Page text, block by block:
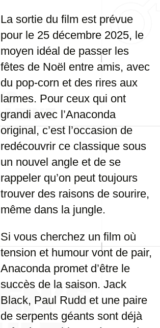
La sortie du film est prévue
pour le 25 décembre 2025, le
moyen idéal de passer les
fêtes de Noël entre amis, avec
du pop-corn et des rires aux
larmes. Pour ceux qui ont
grandi avec l’Anaconda
original, c’est l’occasion de
redécouvrir ce classique sous
un nouvel angle et de se
rappeler qu’on peut toujours
trouver des raisons de sourire,
même dans la jungle.
Si vous cherchez un film où
tension et humour vont de pair,
Anaconda promet d’être le
succès de la saison. Jack
Black, Paul Rudd et une paire
de serpents géants sont déjà